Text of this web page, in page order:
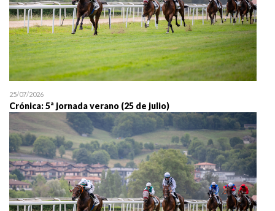
25/07/2026
Crónica: 5ª jornada verano (25 de julio)